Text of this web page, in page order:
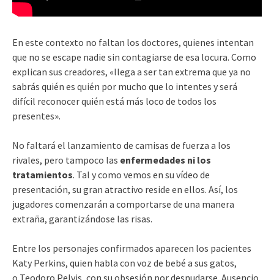
En este contexto no faltan los doctores, quienes intentan
que no se escape nadie sin contagiarse de esa locura. Como
explican sus creadores, «llega a ser tan extrema que ya no
sabrás quién es quién por mucho que lo intentes y será
difícil reconocer quién está más loco de todos los
presentes».
No faltará el lanzamiento de camisas de fuerza a los
rivales, pero tampoco las enfermedades ni los
tratamientos. Tal y como vemos en su vídeo de
presentación, su gran atractivo reside en ellos. Así, los
jugadores comenzarán a comportarse de una manera
extraña, garantizándose las risas.
Entre los personajes confirmados aparecen los pacientes
Katy Perkins, quien habla con voz de bebé a sus gatos,
o Teodoro Pelvis, con su obsesión por desnudarse. Ausencio